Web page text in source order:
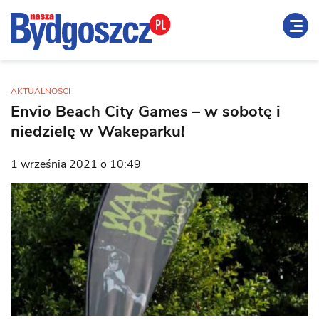
AKTUALNOŚCI
Envio Beach City Games – w sobotę i
niedzielę w Wakeparku!
1 września 2021 o 10:49